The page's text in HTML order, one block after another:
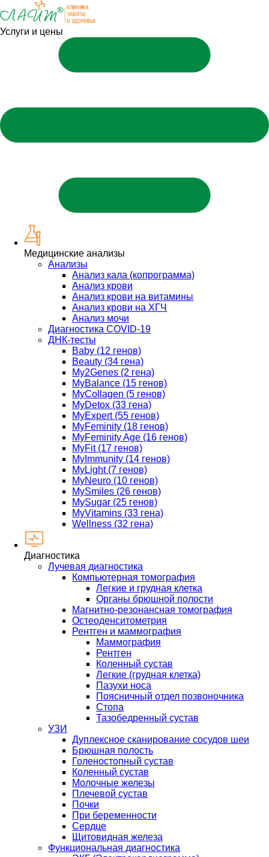
Услуги и цены
Медицинские анализы
Анализы
Анализ кала (копрограмма)
Анализ крови
Анализ крови на витамины
Анализ крови на ХГЧ
Анализ мочи
Диагностика COVID-19
ДНК-тесты
Baby (12 генов)
Beauty (34 гена)
My2Genes (2 гена)
MyBalance (15 генов)
MyCollagen (5 генов)
MyDetox (33 гена)
MyExpert (55 генов)
MyFeminity (18 генов)
MyFeminity Age (16 генов)
MyFit (17 генов)
MyImmunity (14 генов)
MyLight (7 генов)
MyNeuro (10 генов)
MySmiles (26 генов)
MySugar (25 генов)
MyVitamins (33 гена)
Wellness (32 гена)
Диагностика
Лучевая диагностика
Компьютерная томография
Легкие и грудная клетка
Органы брюшной полости
Магнитно-резонансная томография
Остеоденситометрия
Рентген и маммография
Маммография
Рентген
Коленный сустав
Легкие (грудная клетка)
Пазухи носа
Поясничный отдел позвоночника
Стопа
Тазобедренный сустав
УЗИ
Дуплексное сканирование сосудов шеи
Брюшная полость
Голеностопный сустав
Коленный сустав
Молочные железы
Плечевой сустав
Почки
При беременности
Сердце
Щитовидная железа
Функциональная диагностика